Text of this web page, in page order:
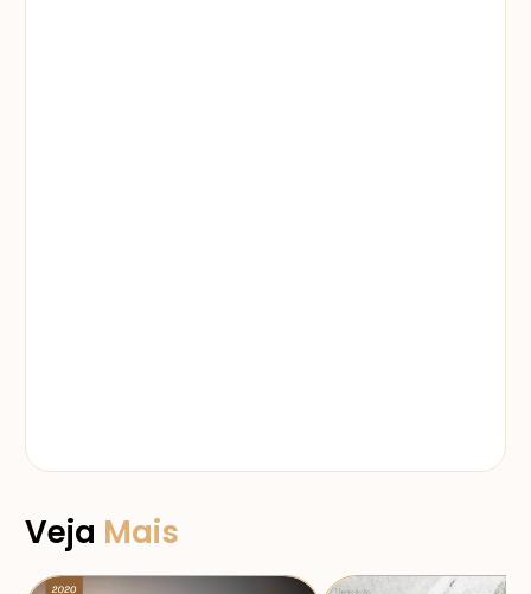
Veja Mais